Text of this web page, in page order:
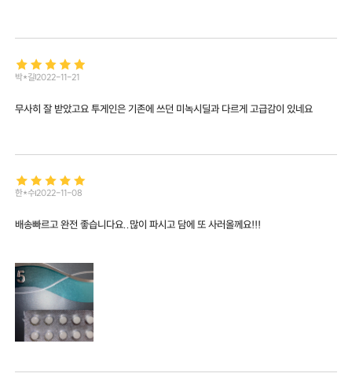
박*길2022-11-21
무사히 잘 받았고요 투게인은 기존에 쓰던 미녹시딜과 다르게 고급감이 있네요
한*수2022-11-08
배송빠르고 완전 좋습니다요..많이 파시고 담에 또 사러올께요!!!